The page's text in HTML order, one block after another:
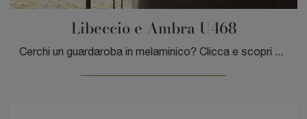
Libeccio e Ambra U468
Cerchi un guardaroba in melaminico? Clicca e scopri armadi su misura con ante battenti di Moretti Compact Giorno Notte.